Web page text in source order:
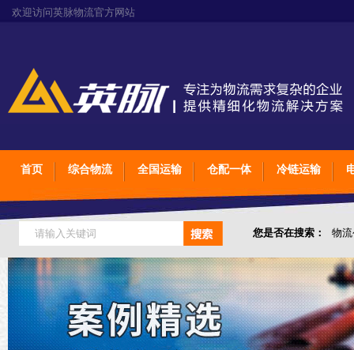
欢迎访问英脉物流官方网站
首页 综合物流 全国运输 仓配一体 冷链运输
您是否在搜索： 物
仓储综合专业定制物